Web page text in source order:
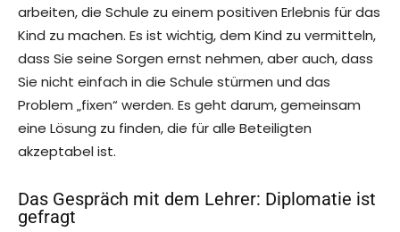
arbeiten, die Schule zu einem positiven Erlebnis für das
Kind zu machen. Es ist wichtig, dem Kind zu vermitteln,
dass Sie seine Sorgen ernst nehmen, aber auch, dass
Sie nicht einfach in die Schule stürmen und das
Problem „fixen“ werden. Es geht darum, gemeinsam
eine Lösung zu finden, die für alle Beteiligten
akzeptabel ist.
Das Gespräch mit dem Lehrer: Diplomatie ist
gefragt